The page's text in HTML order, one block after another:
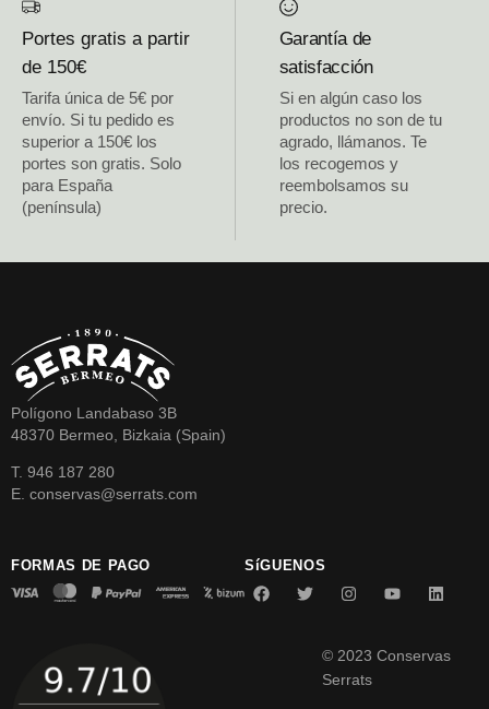
Portes gratis a partir
de 150€
Tarifa única de 5€ por
envío. Si tu pedido es
superior a 150€ los
portes son gratis. Solo
para España
(península)
Garantía de
satisfacción
Si en algún caso los
productos no son de tu
agrado, llámanos. Te
los recogemos y
reembolsamos su
precio.
Polígono Landabaso 3B
48370 Bermeo, Bizkaia (Spain)
T. 946 187 280
E. conservas@serrats.com
FORMAS DE PAGO SíGUENOS
© 2023 Conservas
Serrats